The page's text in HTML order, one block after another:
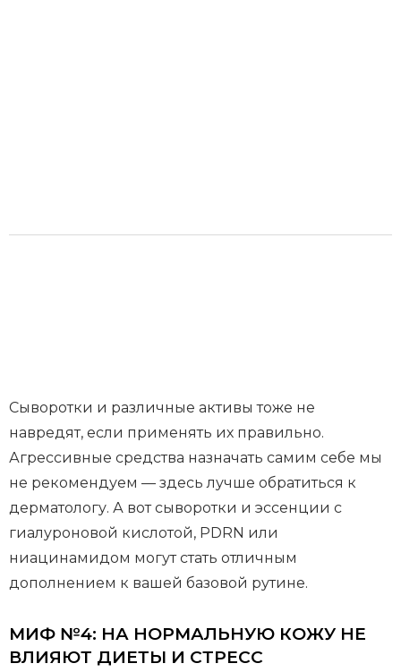
Сыворотки и различные активы тоже не
навредят, если применять их правильно.
Агрессивные средства назначать самим себе мы
не рекомендуем — здесь лучше обратиться к
дерматологу. А вот сыворотки и эссенции с
гиалуроновой кислотой, PDRN или
ниацинамидом могут стать отличным
дополнением к вашей базовой рутине.
МИФ №4: НА НОРМАЛЬНУЮ КОЖУ НЕ
ВЛИЯЮТ ДИЕТЫ И СТРЕСС